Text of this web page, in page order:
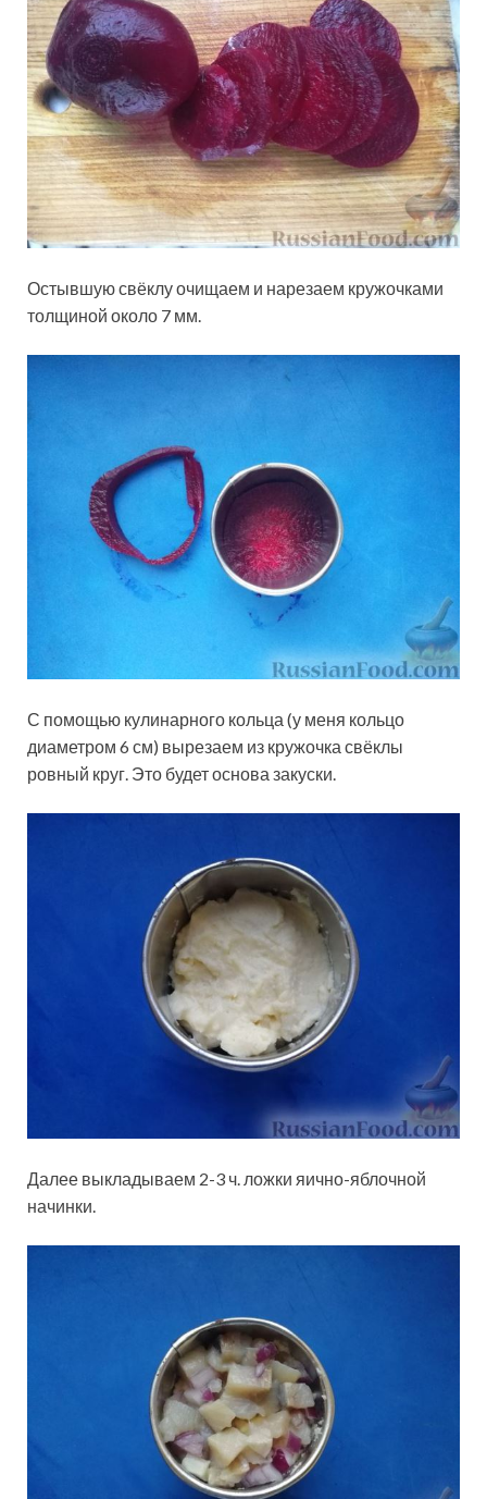
Остывшую свёклу очищаем и нарезаем кружочками
толщиной около 7 мм.
С помощью кулинарного кольца (у меня кольцо
диаметром 6 см) вырезаем из кружочка свёклы
ровный круг. Это будет основа закуски.
Далее выкладываем 2-3 ч. ложки яично-яблочной
начинки.